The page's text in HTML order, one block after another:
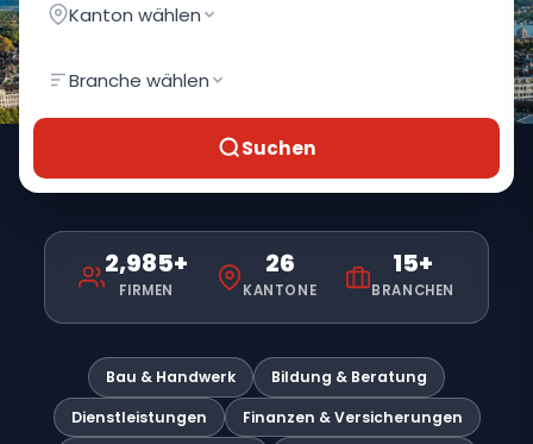
Kanton wählen
Branche wählen
Suchen
2,985+
FIRMEN
26
KANTONE
15+
BRANCHEN
Bau & Handwerk
Bildung & Beratung
Dienstleistungen
Finanzen & Versicherungen